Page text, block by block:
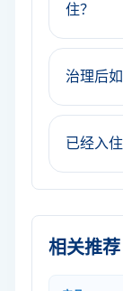
住？
治理后
已经入
相关推荐